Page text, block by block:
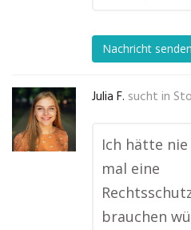
Nachricht senden
Julia F. sucht in
Ich hätte
mal eine
brauchen